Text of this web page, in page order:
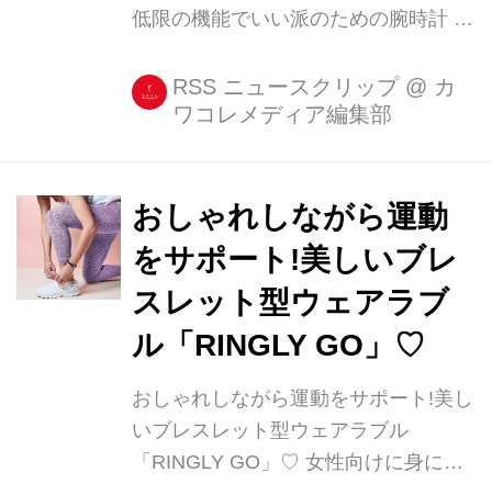
低限の機能でいい派のための腕時計 女
るものが多く、バンド部分が光るスマ
ートウォッチは珍しい。 文字盤が光る
す♡ さりげないLEDがそっと通知を教
えてく [...]
RSS ニュースクリップ @ カ
ワコレメディア編集部
おしゃれしながら運動
をサポート!美しいブレ
スレット型ウェアラブ
ル「RINGLY GO」♡
おしゃれしながら運動をサポート!美し
いブレスレット型ウェアラブル
「RINGLY GO」♡ 女性向けに身につ